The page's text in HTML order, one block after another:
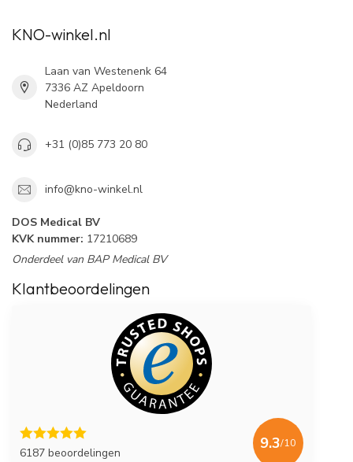
KNO-winkel.nl
Laan van Westenenk 64
7336 AZ Apeldoorn
Nederland
+31 (0)85 773 20 80
info@kno-winkel.nl
DOS Medical BV
KVK nummer: 17210689
Onderdeel van BAP Medical BV
Klantbeoordelingen
6187 beoordelingen
9.3/10